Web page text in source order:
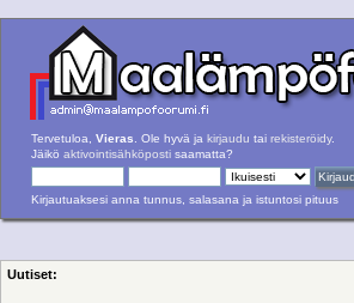
Tervetuloa, Vieras . Ole hyvä ja kirjaudu tai rekisteröidy.
Jäikö aktivointisähköposti saamatta?
Kirjautuaksesi anna tunnus, salasana ja istuntosi pituus
Uutiset: